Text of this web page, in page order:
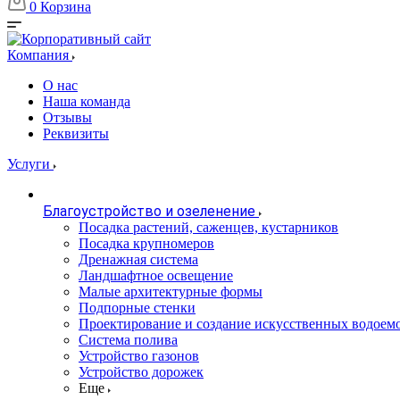
0 Корзина
Компания
О нас
Наша команда
Отзывы
Реквизиты
Услуги
Благоустройство и озеленение
Посадка растений, саженцев, кустарников
Посадка крупномеров
Дренажная система
Ландшафтное освещение
Малые архитектурные формы
Подпорные стенки
Проектирование и создание искусственных
Система полива
Устройство газонов
Устройство дорожек
Еще